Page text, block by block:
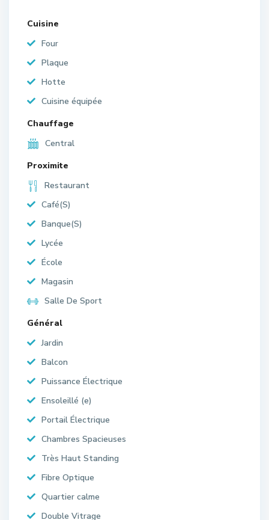
Cuisine
Four
Plaque
Hotte
Cuisine équipée
Chauffage
Central
Proximite
Restaurant
Café(S)
Banque(S)
Lycée
École
Magasin
Salle De Sport
Général
Jardin
Balcon
Puissance Électrique
Ensoleillé (e)
Portail Électrique
Chambres Spacieuses
Très Haut Standing
Fibre Optique
Quartier calme
Double Vitrage